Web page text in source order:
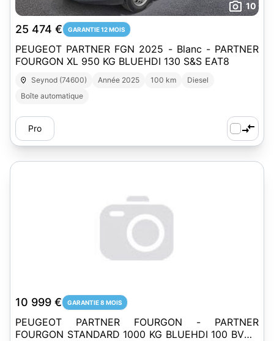
10
25 474 € GARANTIE 12 MOIS
PEUGEOT PARTNER FGN 2025 - Blanc - PARTNER
FOURGON XL 950 KG BLUEHDI 130 S&S EAT8
Seynod (74600) Année 2025 100 km
Diesel
Boîte automatique
Pro
10 999 € GARANTIE 8 MOIS
PEUGEOT PARTNER FOURGON - PARTNER
FOURGON STANDARD 1000 KG BLUEHDI 100 BVM5